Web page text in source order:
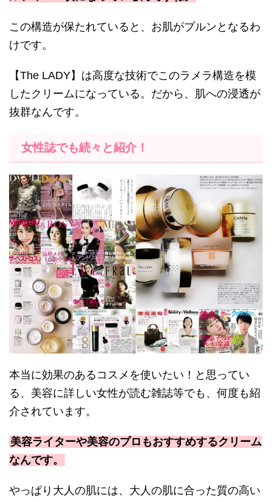
この構造が保たれていると、お肌がプルンとなるわ
けです。
【The LADY】は高度な技術でこのラメラ構造を模
したクリームになっている。だから、肌への浸透が
抜群なんです。
女性誌でも続々と紹介！
本当に効果のあるコスメを使いたい！と思ってい
る、美容に詳しい女性が読む雑誌等でも、何度も紹
介されています。
美容ライターや美容のプロもおすすめするクリーム
なんです。
やっぱり大人の肌には、大人の肌に合った質の高い